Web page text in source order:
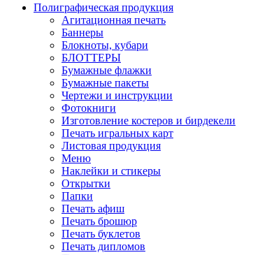
Полиграфическая продукция
Агитационная печать
Баннеры
Блокноты, кубари
БЛОТТЕРЫ
Бумажные флажки
Бумажные пакеты
Чертежи и инструкции
Фотокниги
Изготовление костеров и бирдекели
Печать игральных карт
Листовая продукция
Меню
Наклейки и стикеры
Открытки
Папки
Печать афиш
Печать брошюр
Печать буклетов
Печать дипломов